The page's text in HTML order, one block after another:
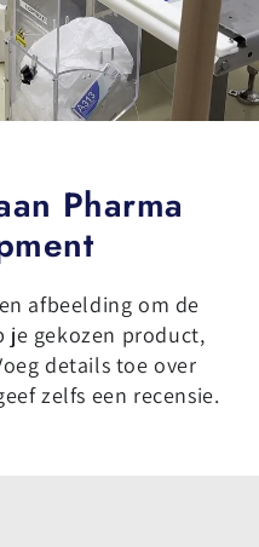
Pharma
afbeelding om de
je gekozen product,
details toe over
zelfs een recensie.